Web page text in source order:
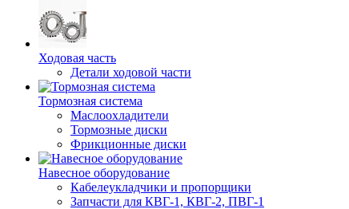
Ходовая часть
Детали ходовой части
Тормозная система
Маслоохладители
Тормозные диски
Фрикционные диски
Навесное оборудование
Кабелеукладчики и пропорщики
Запчасти для КВГ-1, КВГ-2, ПВГ-1